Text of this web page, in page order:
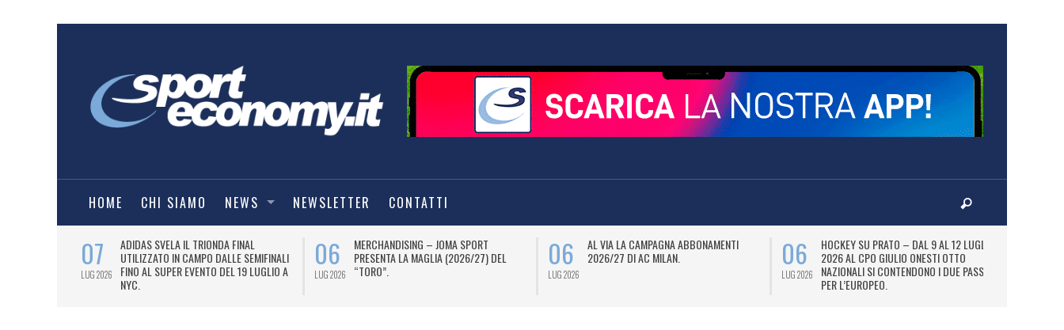
HOME CHI SIAMO NEWS NEWSLETTER CONTATTI
07
LUG 2026
ADIDAS SVELA IL TRIONDA FINAL
UTILIZZATO IN CAMPO DALLE SEMIFINALI
FINO AL SUPER EVENTO DEL 19 LUGLIO A
NYC.
06
LUG 2026
MERCHANDISING – JOMA SPORT
PRESENTA LA MAGLIA (2026/27) DEL
“TORO”.
06
LUG 2026
AL VIA LA CAMPAGNA ABBONAMENTI
2026/27 DI AC MILAN.
06
LUG 2026
HOCKEY SU PRATO – DAL 9 AL 12 LUGLIO
2026 AL CPO GIULIO ONESTI OTTO
NAZIONALI SI CONTENDONO I DUE PASS
PER L’EUROPEO.